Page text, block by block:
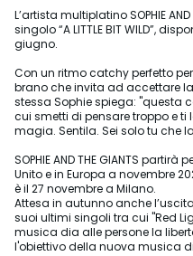
L’artista multiplatino SOPHIE
singolo “A LITTLE BIT WILD”,
giugno.
Con un ritmo catchy perfetto per
brano che invita ad accettare
stessa Sophie spiega: "questa
cui smetti di pensare troppo e
magia. Sentila. Sei solo tu che
SOPHIE AND THE GIANTS
Unito e in Europa a novembre
è il 27 novembre a Milano.
Attesa in autunno anche
suoi ultimi singoli tra cui "Red
musica dia alle persone la
l'obiettivo della nuova musica di